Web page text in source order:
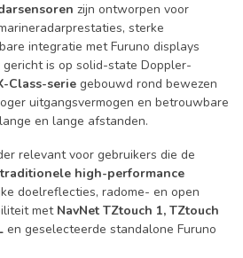
zijn ontworpen voor
sterke
integratie met Furuno displays
is op solid-state Doppler-
Class-serie gebouwd rond bewezen
uitgangsvermogen en betrouwbare
en lange afstanden.
relevant voor gebruikers die de
traditionele high-performance
doelreflecties, radome- en open
met NavNet TZtouch 1, TZtouch
en geselecteerde standalone Furuno